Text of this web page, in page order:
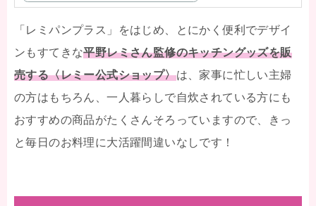
「レミパンプラス」をはじめ、とにかく便利でデザイ
ンもすてきな平野レミさん監修のキッチングッズを販
売する〈レミー公式ショップ〉は、家事に忙しい主婦
の方はもちろん、一人暮らしで自炊されている方にも
おすすめの商品がたくさんそろっていますので、きっ
と毎日のお料理に大活躍間違いなしです！